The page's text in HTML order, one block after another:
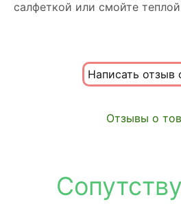
салфеткой или смойте
Написать отзыв
Отзывы о